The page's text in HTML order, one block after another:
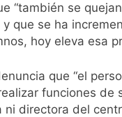
“también se
y que se ha
hoy eleva esa
que “el
funciones de
ni directora del